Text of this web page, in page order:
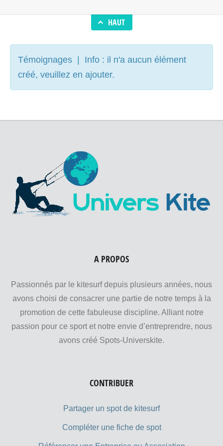
HAUT
Témoignages | Info : il n'a aucun élément
créé, veuillez en ajouter.
A PROPOS
Passionnés par le kitesurf depuis plusieurs années, nous
avons choisi de consacrer une partie de notre temps à la
promotion de cette fabuleuse discipline. Alliant notre
passion pour ce sport et notre envie d’entreprendre, nous
avons créé Spots-Universkite.
CONTRIBUER
Partager un spot de kitesurf
Compléter une fiche de spot